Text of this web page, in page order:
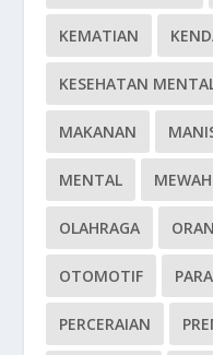
KEMATIAN
KESEHATAN
MAKANAN
MENTAL MEWAH
OLAHRAGA
OTOMOTIF
PERCERAIAN